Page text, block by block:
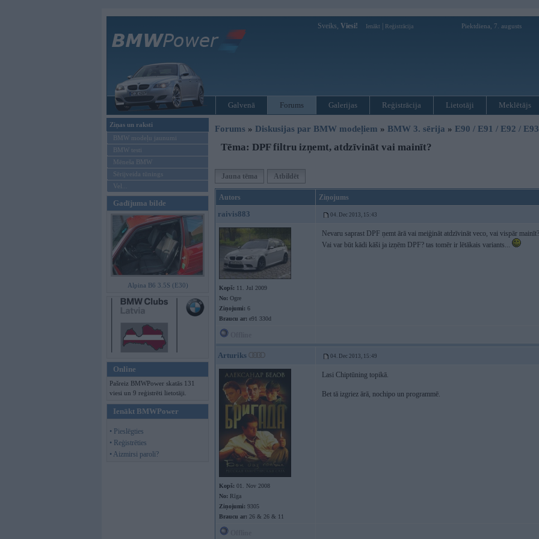
Sveiks, Viesi! Ienākt Reģistrācija Piektdiena, 7. augusts
Galvenā Forums Galerijas Reģistrācija Lietotāji Meklētājs
Ziņas un raksti
BMW modeļu jaunumi
BMW testi
Mēneša BMW
Sērijveida tūnings
Vel...
Gadījuma bilde
Alpina B6 3.5S (E30)
Online
Pašreiz BMWPower skatās 131
viesi un 9 reģistrēti lietotāji.
Ienākt BMWPower
• Pieslēgties
• Reģistrēties
• Aizmirsi paroli?
Forums » Diskusijas par BMW modeļiem » BMW 3. sērija » E90 / E91 / E92 /
Tēma: DPF filtru izņemt, atdzīvināt vai mainīt?
Jauna tēma Atbildēt
Autors Ziņojums
raivis883 04. Dec 2013, 15:43
Kopš: 11. Jul 2009
No: Ogre
Ziņojumi: 6
Braucu ar: e91 330d
Nevaru saprast DPF ņemt ārā vai meiģināt atdzīvināt veco, vai vispār
Vai var būt kādi kāši ja izņēm DPF? tas tomēr ir lētākais variants...
Arturiks 04. Dec 2013, 15:49
Kopš: 01. Nov 2008
No: Rīga
Ziņojumi: 9305
Braucu ar: 26 & 26 & 11
Lasi Chiptūning topikā.
Bet tā izgriez ārā, nochipo un programmē.